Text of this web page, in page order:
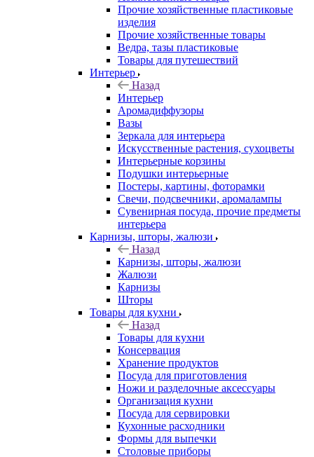
Прочие хозяйственные пластиковые
изделия
Прочие хозяйственные товары
Ведра, тазы пластиковые
Товары для путешествий
Интерьер
Назад
Интерьер
Аромадиффузоры
Вазы
Зеркала для интерьера
Искусственные растения, сухоцветы
Интерьерные корзины
Подушки интерьерные
Постеры, картины, фоторамки
Свечи, подсвечники, аромалампы
Сувенирная посуда, прочие предметы
интерьера
Карнизы, шторы, жалюзи
Назад
Карнизы, шторы, жалюзи
Жалюзи
Карнизы
Шторы
Товары для кухни
Назад
Товары для кухни
Консервация
Хранение продуктов
Посуда для приготовления
Ножи и разделочные аксессуары
Организация кухни
Посуда для сервировки
Кухонные расходники
Формы для выпечки
Столовые приборы